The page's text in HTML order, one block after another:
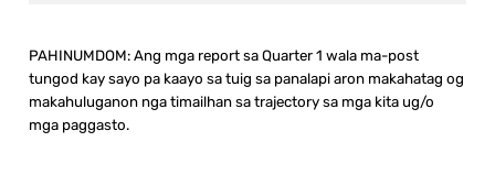
PAHINUMDOM: Ang mga report sa Quarter 1 wala ma-post
tungod kay sayo pa kaayo sa tuig sa panalapi aron makahatag og
makahuluganon nga timailhan sa trajectory sa mga kita ug/o
mga paggasto.